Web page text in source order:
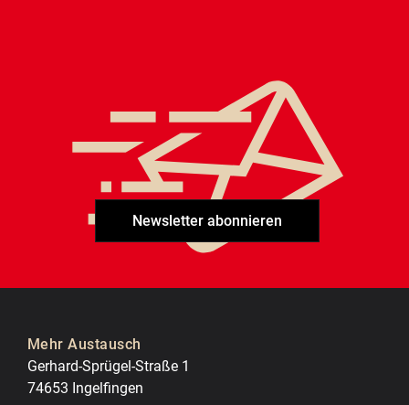
Newsletter abonnieren
Mehr Austausch
Gerhard-Sprügel-Straße 1
74653 Ingelfingen